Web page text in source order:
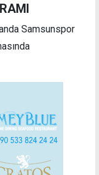
Samsunspor